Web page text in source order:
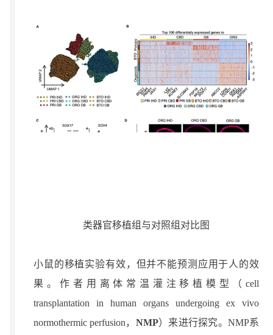
类器官移植组与对照组对比图
小鼠的移植实验有效，但并不能预测应用于人的效
果。作者用离体常温灌注移植模型（cell
transplantation in human organs undergoing ex vivo
normothermic perfusion， NMP）来进行探究。NMP系